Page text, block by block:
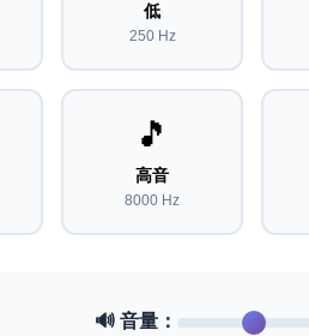
低
250 Hz
🎵
高音
8000 Hz
🔊 音量：